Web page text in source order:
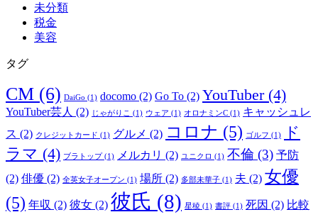
未分類
税金
美容
タグ
CM (6) DaiGo (1) docomo (2) Go To (2) YouTuber(4)
YouTuber芸人 (2) じゃがりこ (1) ウェア (1) オロナミンC (1) キャッシュレ
ス (2) クレジットカード (1) グルメ (2) コロナ (5) ゴルフ (1)
ド
ラマ (4) ブラトップ(1) メルカリ (2) ユニクロ (1) 不倫 (3) 予防
(2) 俳優 (2) 全英女子オープン (1) 場所 (2) 多部未華子 (1) 夫 (2) 女優
(5) 年収 (2) 彼女 (2) 彼氏 (8) 星稜 (1) 書評 (1) 死因 (2) 比較